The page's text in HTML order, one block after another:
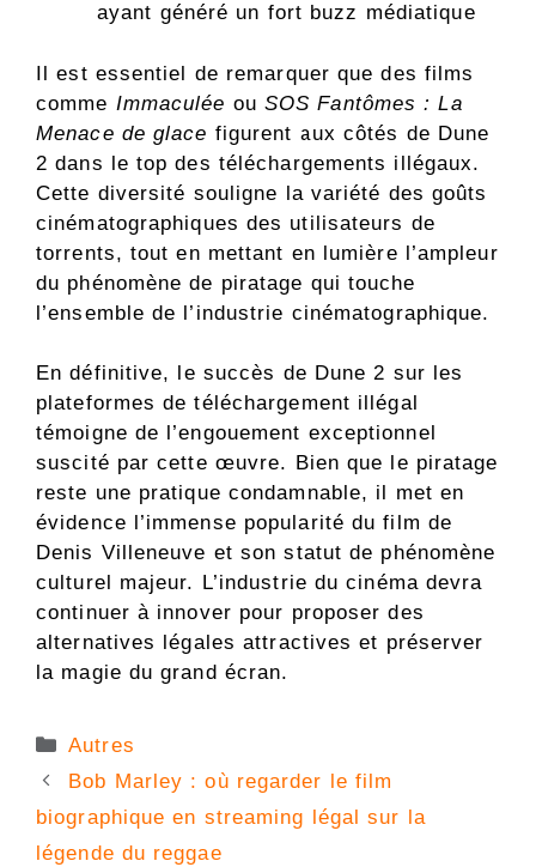
ayant généré un fort buzz médiatique
Il est essentiel de remarquer que des films
comme Immaculée ou SOS Fantômes : La
Menace de glace figurent aux côtés de Dune
2 dans le top des téléchargements illégaux.
Cette diversité souligne la variété des goûts
cinématographiques des utilisateurs de
torrents, tout en mettant en lumière l’ampleur
du phénomène de piratage qui touche
l’ensemble de l’industrie cinématographique.
En définitive, le succès de Dune 2 sur les
plateformes de téléchargement illégal
témoigne de l’engouement exceptionnel
suscité par cette œuvre. Bien que le piratage
reste une pratique condamnable, il met en
évidence l’immense popularité du film de
Denis Villeneuve et son statut de phénomène
culturel majeur. L’industrie du cinéma devra
continuer à innover pour proposer des
alternatives légales attractives et préserver
la magie du grand écran.
Catégories
Autres
Bob Marley : où regarder le film
biographique en streaming légal sur la
légende du reggae